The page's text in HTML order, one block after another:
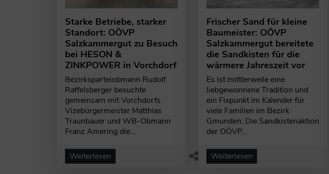
Starke Betriebe, starker
Standort: OÖVP
Salzkammergut zu Besuch
bei HESON &
ZINKPOWER in Vorchdorf
Bezirksparteiobmann Rudolf
Raffelsberger besuchte
gemeinsam mit Vorchdorfs
Vizebürgermeister Matthias
Traunbauer und WB-Obmann
Franz Amering die…
Weiterlesen
Frischer Sand für kleine
Baumeister: OÖVP
Salzkammergut bereitete
die Sandkisten für die
wärmere Jahreszeit vor
Es ist mittlerweile eine
liebgewonnene Tradition und
ein Fixpunkt im Kalender für
viele Familien im Bezirk
Gmunden: Die Sandkistenaktion
der OÖVP…
Weiterlesen